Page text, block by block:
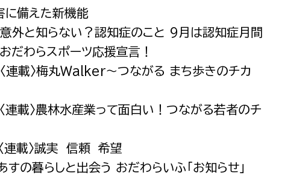
ンター
ター
管理課
用度課
課
消防
予防課
救急課
情報司令課
に備えた新機能
外と知らない？認知症のこと 9月は認知症月間
わらスポーツ応援宣言！
載〉梅丸Walker〜つながる まち歩きのチカ
載〉農林水産業って面白い！つながる若者のチ
連載〉誠実 信頼 希望
の暮らしと出会う おだわらいふ「お知らせ」